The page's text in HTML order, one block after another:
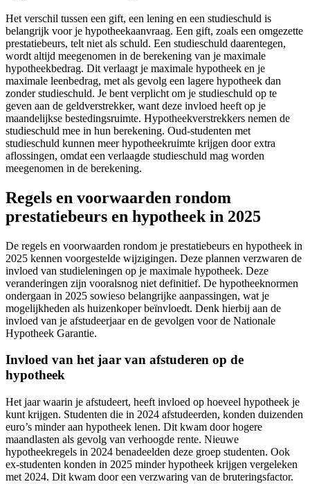
Het verschil tussen een gift, een lening en een studieschuld is
belangrijk voor je hypotheekaanvraag. Een gift, zoals een omgezette
prestatiebeurs, telt niet als schuld. Een studieschuld daarentegen,
wordt altijd meegenomen in de berekening van je maximale
hypotheekbedrag. Dit verlaagt je maximale hypotheek en je
maximale leenbedrag, met als gevolg een lagere hypotheek dan
zonder studieschuld. Je bent verplicht om je studieschuld op te
geven aan de geldverstrekker, want deze invloed heeft op je
maandelijkse bestedingsruimte. Hypotheekverstrekkers nemen de
studieschuld mee in hun berekening. Oud-studenten met
studieschuld kunnen meer hypotheekruimte krijgen door extra
aflossingen, omdat een verlaagde studieschuld mag worden
meegenomen in de berekening.
Regels en voorwaarden rondom
prestatiebeurs en hypotheek in 2025
De regels en voorwaarden rondom je prestatiebeurs en hypotheek in
2025 kennen voorgestelde wijzigingen. Deze plannen verzwaren de
invloed van studieleningen op je maximale hypotheek. Deze
veranderingen zijn vooralsnog niet definitief. De hypotheeknormen
ondergaan in 2025 sowieso belangrijke aanpassingen, wat je
mogelijkheden als huizenkoper beïnvloedt. Denk hierbij aan de
invloed van je afstudeerjaar en de gevolgen voor de Nationale
Hypotheek Garantie.
Invloed van het jaar van afstuderen op de
hypotheek
Het jaar waarin je afstudeert, heeft invloed op hoeveel hypotheek je
kunt krijgen. Studenten die in 2024 afstudeerden, konden duizenden
euro’s minder aan hypotheek lenen. Dit kwam door hogere
maandlasten als gevolg van verhoogde rente. Nieuwe
hypotheekregels in 2024 benadeelden deze groep studenten. Ook
ex-studenten konden in 2025 minder hypotheek krijgen vergeleken
met 2024. Dit kwam door een verzwaring van de bruteringsfactor.